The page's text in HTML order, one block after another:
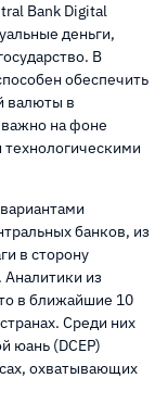
Bank Digital
деньги,
В
обеспечить
валюты в
на фоне
банков, из
в сторону
из
в ближайшие 10
Среди них
юань (DCEP)
охватывающих